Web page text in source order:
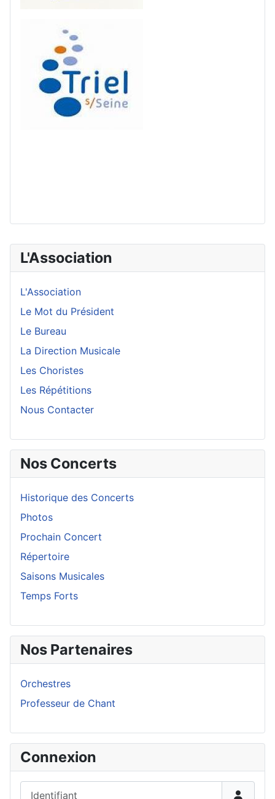
L'Association
L'Association
Le Mot du Président
Le Bureau
La Direction Musicale
Les Choristes
Les Répétitions
Nous Contacter
Nos Concerts
Historique des Concerts
Photos
Prochain Concert
Répertoire
Saisons Musicales
Temps Forts
Nos Partenaires
Orchestres
Professeur de Chant
Connexion